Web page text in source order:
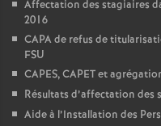
Affectation des stagiaires
2016
CAPA de refus de
FSU
CAPES, CAPET et
Résultats d’affectation des
Aide à l’Installation des